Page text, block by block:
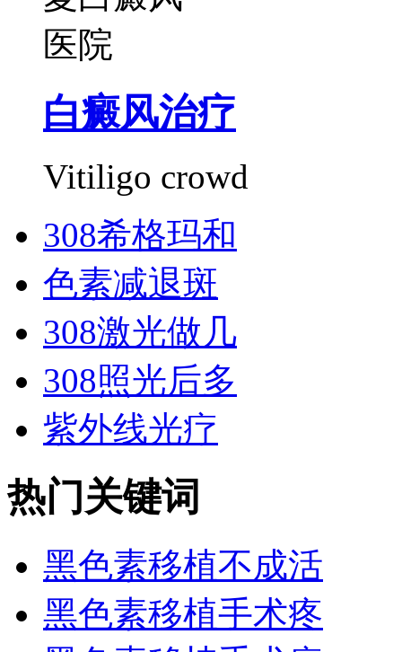
白癜风治疗
Vitiligo crowd
308希格玛和
色素减退斑
308激光做几
308照光后多
紫外线光疗
热门关键词
黑色素移植不成活
黑色素移植手术疼